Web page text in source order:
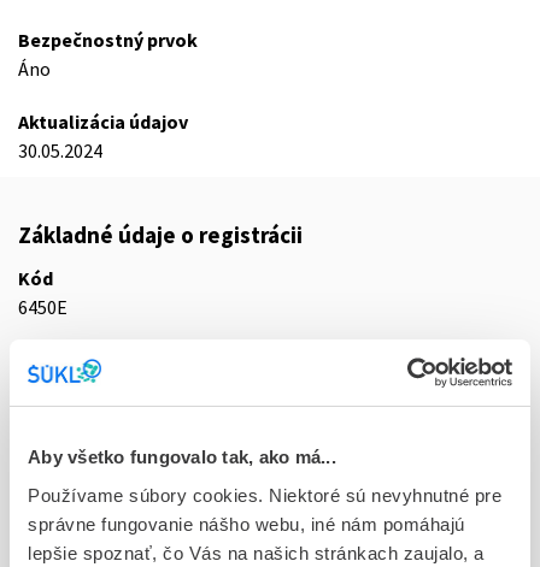
Aby všetko fungovalo tak, ako má...
Používame súbory cookies. Niektoré sú nevyhnutné pre
správne fungovanie nášho webu, iné nám pomáhajú
lepšie spoznať, čo Vás na našich stránkach zaujalo, a
Bezpečnostný prvok
Áno
Aktualizácia údajov
30.05.2024
Základné údaje o registrácii
Kód
6450E
Registračné číslo
EU/1/24/1802/003
cps dur 168 (3x56)x200 mg (blis.PVC/PE/PVDC/Al - multibal.)
Stav
E - EU registrácia